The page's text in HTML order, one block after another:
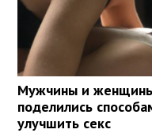
Мужчины и
поделились
улучшить секс